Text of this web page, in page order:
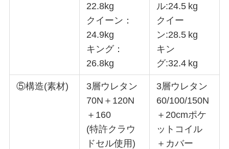
22.8kg
クイーン：
24.9kg
キング：
26.8kg
ル:24.5 kg
クイー
ン:28.5 kg
キン
グ:32.4 kg
⑤構造(素材)
3層ウレタン
70N＋120N
＋160
(特許クラウ
ドセル使用)
3層ウレタン
60/100/150N
＋20cmポケ
ットコイル
＋カバー